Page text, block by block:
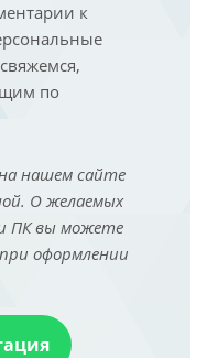
к
по
нашем сайте
О желаемых
ПК вы можете
оформлении